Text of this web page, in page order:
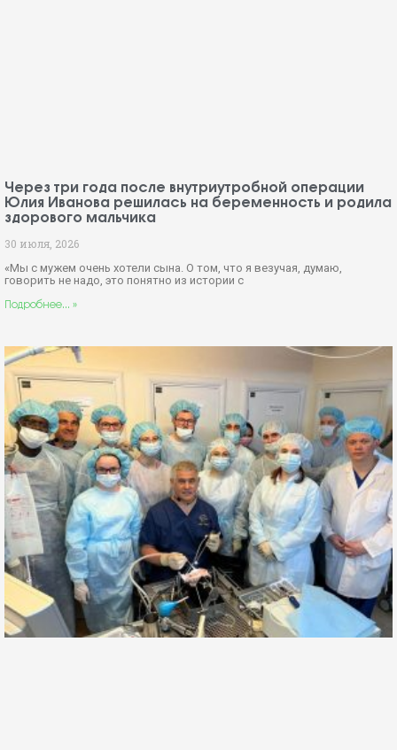
Через три года после внутриутробной операции
Юлия Иванова решилась на беременность и родила
здорового мальчика
30 июля, 2026
«Мы с мужем очень хотели сына. О том, что я везучая, думаю,
говорить не надо, это понятно из истории с
Подробнее... »